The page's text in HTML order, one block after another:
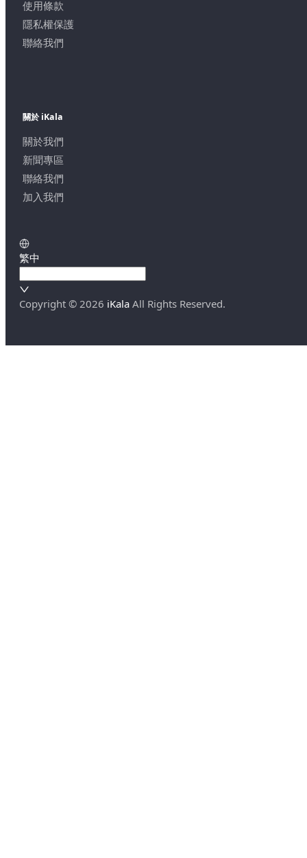
使用條款
隱私權保護
聯絡我們
關於 iKala
關於我們
新聞專區
聯絡我們
加入我們
繁中
Copyright © 2026 iKala All Rights Reserved.